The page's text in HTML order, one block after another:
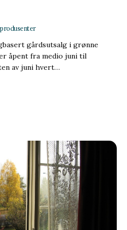
gårdsutsalg i grønne
åpent fra medio juni til
av juni hvert…